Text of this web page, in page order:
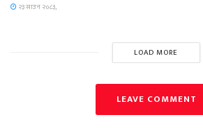
२३ साउन २०८३,
LOAD MORE
LEAVE COMMENT